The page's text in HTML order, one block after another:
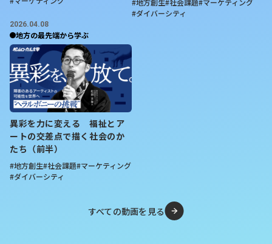
【北海道ニュース】揺らぐ北海道ホタ
テ産地（上） 温暖化「習近平氏より怖
い」 禁輸3年、中国依存脱却 水温上
昇、水揚げ減続く
https://www.nikkei.com/article/
【要約】
中国の禁輸開始から3年で、北海道は輸出先の多角化や国
内加工の強化を進め、ホタテ輸出額は回復。産地では「中
#ダイバーシティ
2026.04.08
地方の最先端から学ぶ
異彩を力に変える 福祉とア
ートの交差点で描く社会のか
たち（前半）
#地方創生#社会課題#マーケティング
#ダイバーシティ
すべての動画を見る